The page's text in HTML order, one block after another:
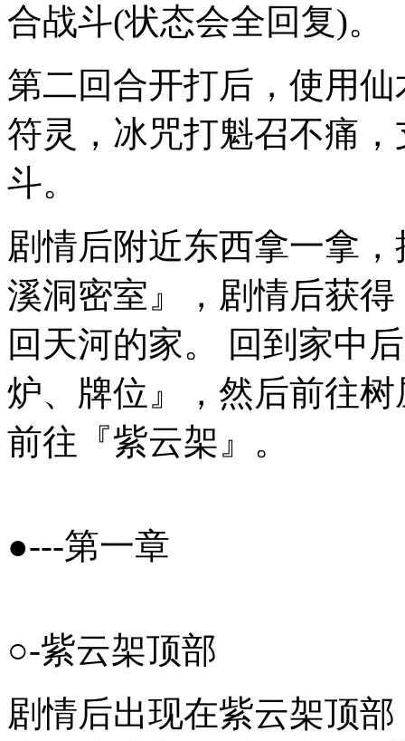
合战斗(状态会全回复)。
第二回合开打后，使用
符灵，冰咒打魁召不痛
斗。
剧情后附近东西拿一拿
溪洞密室』，剧情后获
回天河的家。 回到家中
炉、牌位』，然后前往
前往『紫云架』。
●---第一章
○-紫云架顶部
剧情后出现在紫云架顶